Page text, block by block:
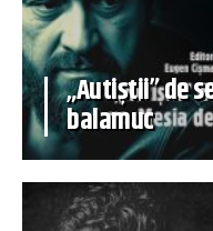
„Autiștii” de
balamuc